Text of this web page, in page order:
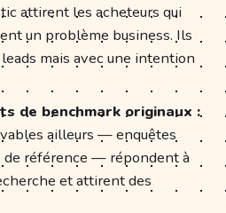
attirent les acheteurs qui
un problème business. Ils
mais avec une intention
de benchmark originaux :
ailleurs — enquêtes
de référence — répondent à
et attirent des